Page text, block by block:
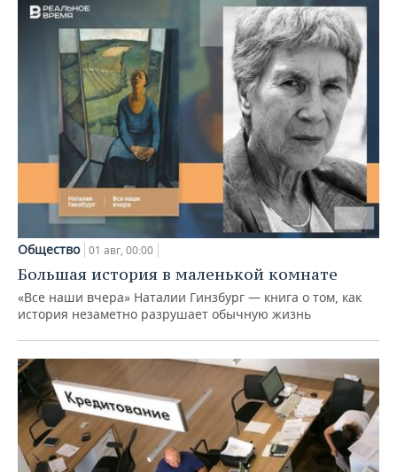
Общество 01 авг, 00:00
Большая история в маленькой комнате
«Все наши вчера» Наталии Гинзбург — книга о том, как
история незаметно разрушает обычную жизнь